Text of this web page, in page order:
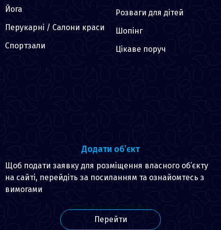
Йога
Перукарні / Салони краси
Спортзали
Розваги для дітей
Шопінг
Цікаве поруч
Додати об’єкт
Щоб подати заявку для розміщення власного об’єкту
на сайті, перейдіть за посиланням та ознайомтесь з
вимогами
Перейти